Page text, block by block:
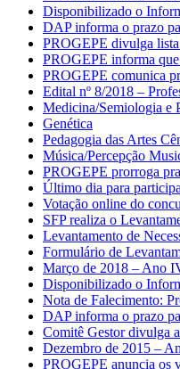
Disponibilizado o
DAP informa o prazo
PROGEPE divulga
PROGEPE informa
PROGEPE comunica
Edital nº 8/2018 –
Medicina/Semiologia e
Genética
Pedagogia das Artes
Música/Percepção
PROGEPE prorroga
Último dia para
Votação online do
SFP realiza o
Levantamento de
Formulário de
Março de 2018 – Ano
Disponibilizado o
Nota de Falecimento:
DAP informa o prazo
Comitê Gestor divulga
Dezembro de 2015 –
PROGEPE anuncia os